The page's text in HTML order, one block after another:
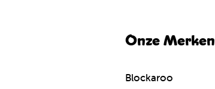
Onze Merken
Blockaroo